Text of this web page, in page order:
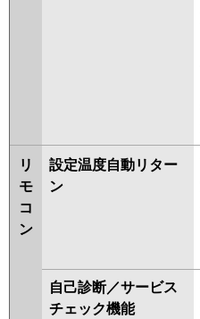
リ
モ
コ
ン
設定温度自動リター
ン
自己診断／サービス
チェック機能